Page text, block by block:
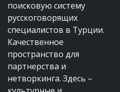
поисковую систему
русскоговорящих
специалистов в Турции.
Качественное
пространство для
партнерства и
нетворкинга. Здесь –